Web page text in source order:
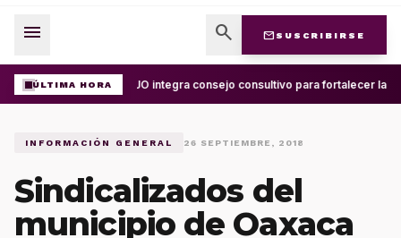
menu search mail SUSCRIBIRSE
ÚLTIMA HORAUABJO integra consejo consultivo para fortalecer la
INFORMACIÓN GENERAL 26 SEPTIEMBRE, 2018
Sindicalizados del
municipio de Oaxaca